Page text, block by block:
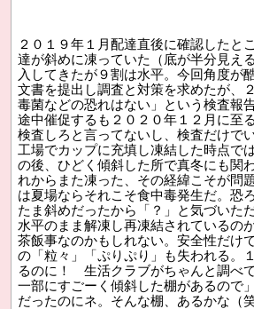
２０１９年１月配達直後に確認したと
達が斜めに凍っていた（底が半分見え
入してきたが９割は水平。今回角度が
文書を提出し調査と対策を求めたが、
毒菌などの恐れはない」という検査報
途中催促するも２０２０年１２月に至
検査しろと言ってないし、検査だけで
工場でカップに充填し凍結した時点で
の後、ひどく傾斜した所で真冬にも関
れからまた凍った、その経緯こそが問
は夏場ならそれこそ食中毒発生だ。恐
たま斜めだったから「？」と気づいた
水平のまま解凍し再凍結されているの
茶飯事なのかもしれない。安全性だけ
の「粒々」「ぷりぷり」も失われる。
るのに！ 生活クラブがちゃんと調べ
一部にすごーく傾斜した棚があるので
だったのにネ。そんな棚、あるかな（笑